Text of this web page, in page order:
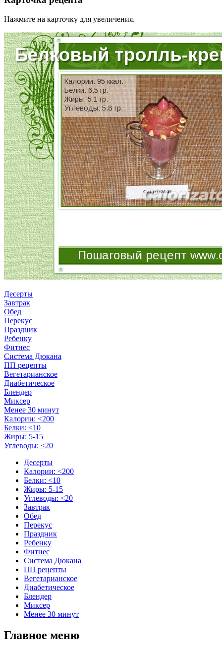
Нажмите на карточку для увеличения.
Десерты
Завтрак
Обед
Перекус
Праздник
Ребенку
Фитнес
Система Дюкана
ПП рецепты
Вегетарианское
Диабетическое
Блендер
Миксер
Менее 30 минут
Калории: <200
Белки: <10
Жиры: 5-15
Углеводы: <20
Десерты
Калории: <200
Белки: <10
Жиры: 5-15
Углеводы: <20
Завтрак
Обед
Перекус
Праздник
Ребенку
Фитнес
Система Дюкана
ПП рецепты
Вегетарианское
Диабетическое
Блендер
Миксер
Менее 30 минут
Главное меню